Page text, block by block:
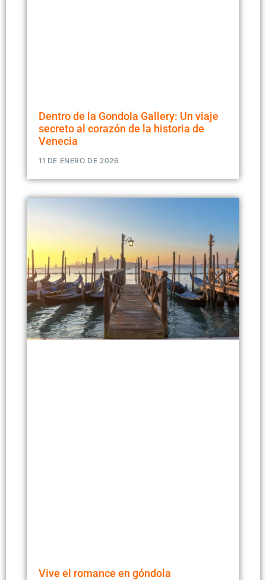
Dentro de la Gondola Gallery: Un viaje
secreto al corazón de la historia de
Venecia
11 DE ENERO DE 2026
Vive el romance en góndola